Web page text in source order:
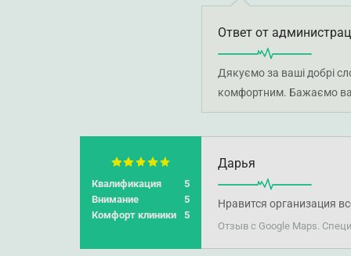
Ответ от
Дякуємо за ваші добрі
комфортним. Бажаємо
Квалификация
5
Внимание
5
Комфорт клиники
5
Дарья
Нравится организация
Отзыв с Google Maps.